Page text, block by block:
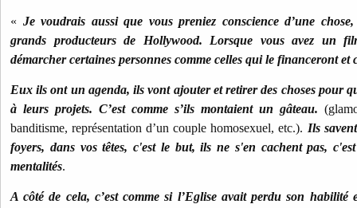
« Je voudrais aussi que vous preniez conscience d’une
grands producteurs de Hollywood. Lorsque vous avez un
démarcher certaines personnes comme celles qui le financeront et
Eux ils ont un agenda, ils vont ajouter et retirer des choses pour
à leurs projets. C’est comme s’ils montaient un gâteau.
banditisme, représentation d’un couple homosexuel, etc.). Ils
foyers, dans vos têtes, c'est le but, ils ne s'en cachent pas,
mentalités.
A côté de cela, c’est comme si l’Eglise avait perdu son habilité